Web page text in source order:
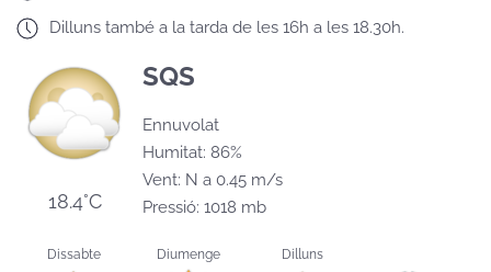
Dilluns també a la tarda de les 16h a les 18.30h.
18.4°C
SQS
Ennuvolat
Humitat: 86%
Vent: N a 0.45 m/s
Pressió: 1018 mb
Dissabte Diumenge Dilluns